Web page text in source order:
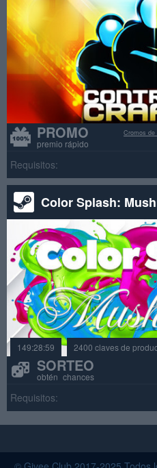
PROMO
premio rápido
Cromos de
Requisitos:
Color Splash:
149:28:59 2400 claves de
SORTEO
obtén chances
Requisitos: